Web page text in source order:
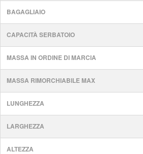
BAGAGLIAIO
CAPACITÀ SERBATOIO
MASSA IN ORDINE DI MARCIA
MASSA RIMORCHIABILE MAX
LUNGHEZZA
LARGHEZZA
ALTEZZA